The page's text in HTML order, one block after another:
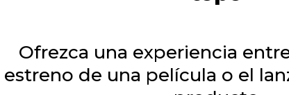
Ofrezca una experiencia
estreno de una película o el